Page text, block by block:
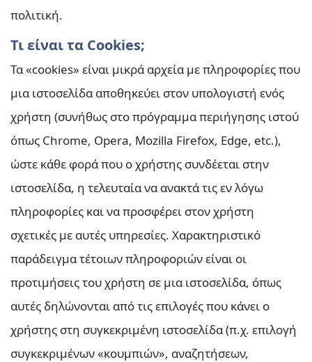
πολιτική.
Τι είναι τα Cookies;
Τα «cookies» είναι μικρά αρχεία με πληροφορίες που
μια ιστοσελίδα αποθηκεύει στον υπολογιστή ενός
χρήστη (συνήθως στο πρόγραμμα περιήγησης ιστού
όπως Chrome, Opera, Mozilla Firefox, Edge, etc.),
ώστε κάθε φορά που ο χρήστης συνδέεται στην
ιστοσελίδα, η τελευταία να ανακτά τις εν λόγω
πληροφορίες και να προσφέρει στον χρήστη
σχετικές με αυτές υπηρεσίες. Χαρακτηριστικό
παράδειγμα τέτοιων πληροφοριών είναι οι
προτιμήσεις του χρήστη σε μια ιστοσελίδα, όπως
αυτές δηλώνονται από τις επιλογές που κάνει ο
χρήστης στη συγκεκριμένη ιστοσελίδα (π.χ. επιλογή
συγκεκριμένων «κουμπιών», αναζητήσεων,